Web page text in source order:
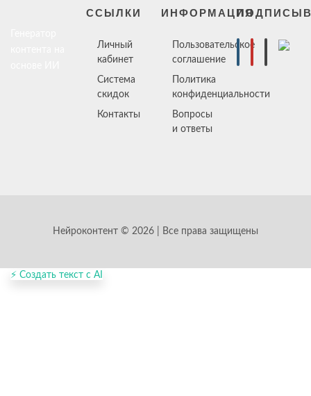
ССЫЛКИ
Личный
кабинет
Система
скидок
Контакты
ИНФОРМАЦИЯ
Пользовательское
соглашение
Политика
конфиденциальности
Вопросы
и ответы
Нейроконтент © 2026 | Все права защищены
⚡ Создать текст с AI